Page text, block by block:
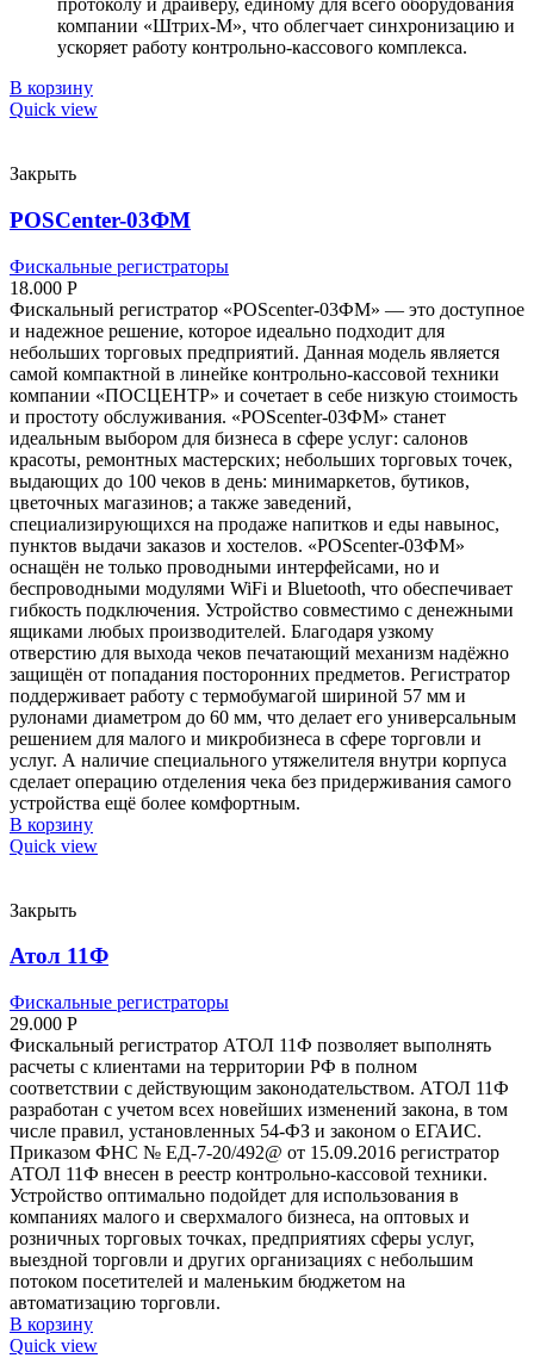
протоколу и драйверу, единому для всего оборудования
компании «Штрих-М», что облегчает синхронизацию и
ускоряет работу контрольно-кассового комплекса.
В корзину
Quick view
Закрыть
POSCenter-03ФМ
Фискальные регистраторы
18.000 Р
Фискальный регистратор «POScenter-03ФМ» — это доступное
и надежное решение, которое идеально подходит для
небольших торговых предприятий. Данная модель является
самой компактной в линейке контрольно-кассовой техники
компании «ПОСЦЕНТР» и сочетает в себе низкую стоимость
и простоту обслуживания. «POScenter-03ФМ» станет
идеальным выбором для бизнеса в сфере услуг: салонов
красоты, ремонтных мастерских; небольших торговых точек,
выдающих до 100 чеков в день: минимаркетов, бутиков,
цветочных магазинов; а также заведений,
специализирующихся на продаже напитков и еды навынос,
пунктов выдачи заказов и хостелов. «POScenter-03ФМ»
оснащён не только проводными интерфейсами, но и
беспроводными модулями WiFi и Bluetooth, что обеспечивает
гибкость подключения. Устройство совместимо с денежными
ящиками любых производителей. Благодаря узкому
отверстию для выхода чеков печатающий механизм надёжно
защищён от попадания посторонних предметов. Регистратор
поддерживает работу с термобумагой шириной 57 мм и
рулонами диаметром до 60 мм, что делает его универсальным
решением для малого и микробизнеса в сфере торговли и
услуг. А наличие специального утяжелителя внутри корпуса
сделает операцию отделения чека без придерживания самого
устройства ещё более комфортным.
В корзину
Quick view
Закрыть
Атол 11Ф
Фискальные регистраторы
29.000 Р
Фискальный регистратор АТОЛ 11Ф позволяет выполнять
расчеты с клиентами на территории РФ в полном
соответствии с действующим законодательством. АТОЛ 11Ф
разработан с учетом всех новейших изменений закона, в том
числе правил, установленных 54-ФЗ и законом о ЕГАИС.
Приказом ФНС № ЕД-7-20/492@ от 15.09.2016 регистратор
АТОЛ 11Ф внесен в реестр контрольно-кассовой техники.
Устройство оптимально подойдет для использования в
компаниях малого и сверхмалого бизнеса, на оптовых и
розничных торговых точках, предприятиях сферы услуг,
выездной торговли и других организациях с небольшим
потоком посетителей и маленьким бюджетом на
автоматизацию торговли.
В корзину
Quick view